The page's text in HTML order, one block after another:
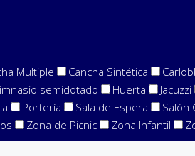
Multiple Cancha Sintética
semidotado Huerta Jacuzzi
Portería Sala de Espera Salón
Zona de Picnic Zona Infantil